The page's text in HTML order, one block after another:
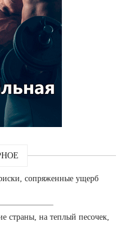
сопряженные ущерб
страны, на теплый песочек,